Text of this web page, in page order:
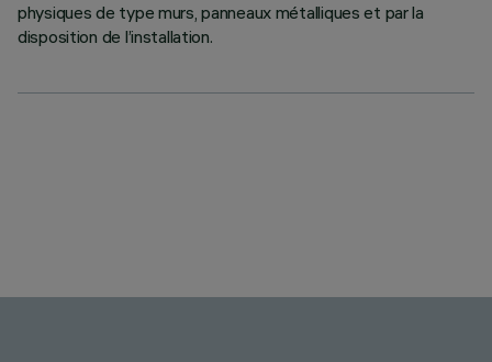
physiques de type murs, panneaux métalliques et par la
disposition de l’installation.